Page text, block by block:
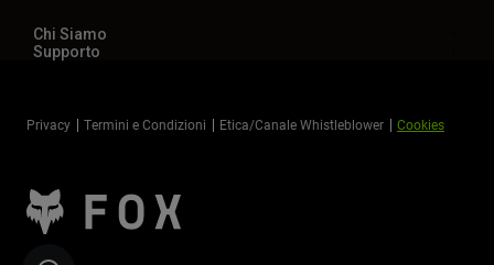
Chi Siamo
Supporto
Privacy Termini e Condizioni Etica/Canale Whistleblower Cookies